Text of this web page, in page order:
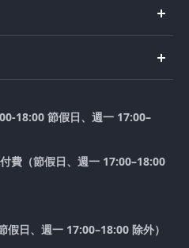
18:00 節假日、週一 17:00–
費（節假日、週一 17:00–18:00
日、週一 17:00–18:00 除外）